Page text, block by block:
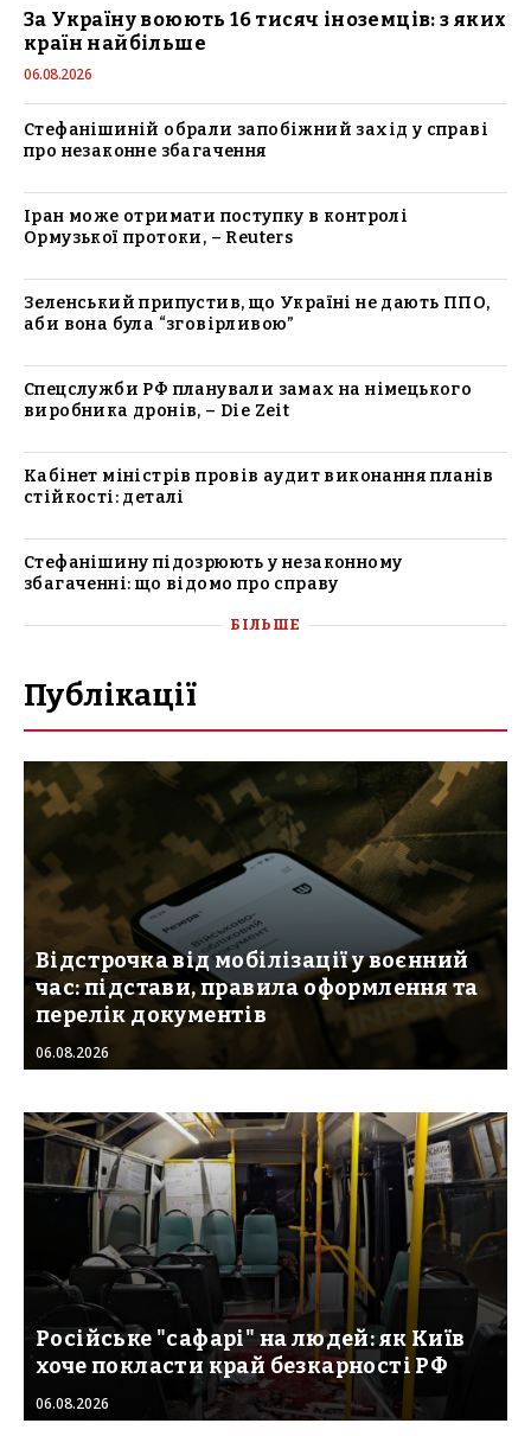
За Україну воюють 16 тисяч іноземців: з яких
країн найбільше
06.08.2026
Стефанішиній обрали запобіжний захід у справі
про незаконне збагачення
Іран може отримати поступку в контролі
Ормузької протоки, – Reuters
Зеленський припустив, що Україні не дають ППО,
аби вона була “зговірливою”
Спецслужби РФ планували замах на німецького
виробника дронів, – Die Zeit
Кабінет міністрів провів аудит виконання планів
стійкості: деталі
Стефанішину підозрюють у незаконному
збагаченні: що відомо про справу
БІЛЬШЕ
Публікації
Відстрочка від мобілізації у воєнний
час: підстави, правила оформлення та
перелік документів
06.08.2026
Російське "сафарі" на людей: як Київ
хоче покласти край безкарності РФ
06.08.2026